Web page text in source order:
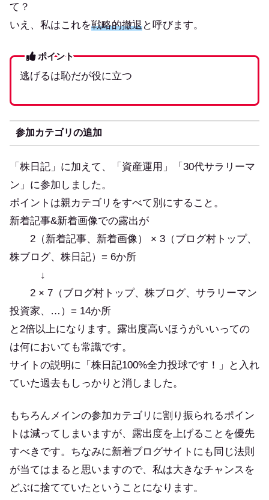
て？
いえ、私はこれを戦略的撤退と呼びます。
ポイント
逃げるは恥だが役に立つ
参加カテゴリの追加
「株日記」に加えて、「資産運用」「30代サラリーマ
ン」に参加しました。
ポイントは親カテゴリをすべて別にすること。
新着記事&新着画像での露出が
2（新着記事、新着画像） × 3（ブログ村トップ、
株ブログ、株日記）= 6か所
↓
2 × 7（ブログ村トップ、株ブログ、サラリーマン
投資家、…）= 14か所
と2倍以上になります。露出度高いほうがいいっての
は何においても常識です。
サイトの説明に「株日記100%全力投球です！」と入れ
ていた過去もしっかりと消しました。
もちろんメインの参加カテゴリに割り振られるポイン
トは減ってしまいますが、露出度を上げることを優先
すべきです。ちなみに新着ブログサイトにも同じ法則
が当てはまると思いますので、私は大きなチャンスを
どぶに捨てていたということになります。